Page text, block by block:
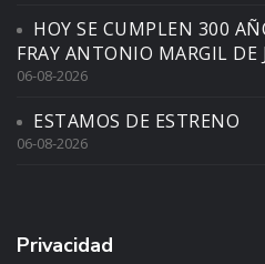
HOY SE CUMPLEN 300
FRAY ANTONIO MARGIL DE
06-08-2026
ESTAMOS DE ESTRENO
06-08-2026
Privacidad